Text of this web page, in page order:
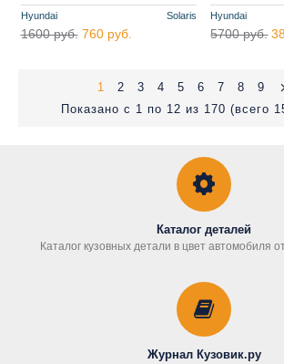
Hyundai Solaris
1600 руб. 760 руб.
Hyundai
5700 руб.
1 2 3 4 5 6 7 8
9
Показано с 1 по 12 из 170 (всего
Каталог деталей
Каталог кузовных детали в цвет автомобиля
Журнал Кузовик.ру